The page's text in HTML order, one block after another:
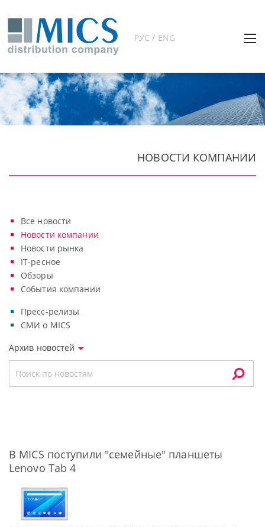
РУС / ENG
НОВОСТИ КОМПАНИИ
Все новости
Новости компании
Новости рынка
IT-ресное
Обзоры
События компании
Пресс-релизы
СМИ о MICS
Архив новостей
В MICS поступили "семейные" планшеты
Lenovo Tab 4